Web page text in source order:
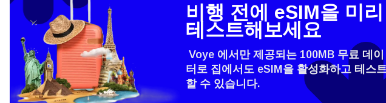
How do I get my eSim?
비행 전에 eSIM을 미리
테스트해보세요
Voye 에서만 제공되는 100MB 무료 데이
터로 집에서도 eSIM을 활성화하고 테스
할 수 있습니다.
언어 선택: 로그인